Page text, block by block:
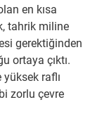
en kısa
tahrik miline
gerektiğinden
ortaya çıktı.
yüksek raflı
zorlu çevre